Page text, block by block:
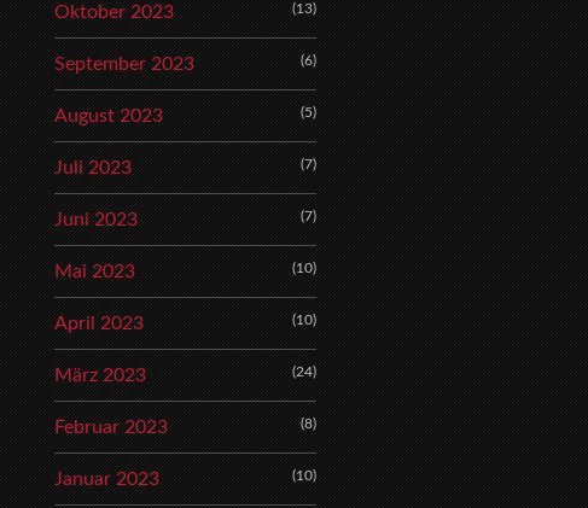
Oktober 2023 (13)
September 2023 (6)
August 2023 (5)
Juli 2023 (7)
Juni 2023 (7)
Mai 2023 (10)
April 2023 (10)
März 2023 (24)
Februar 2023 (8)
Januar 2023 (10)